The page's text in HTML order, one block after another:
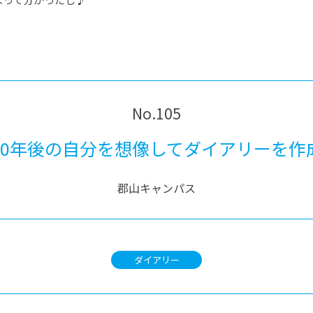
No.105
後の自分を想像してダイアリーを
郡山キャンパス
ダイアリー